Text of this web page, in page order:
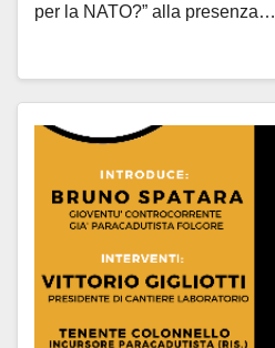
per la NATO?” alla presenza…